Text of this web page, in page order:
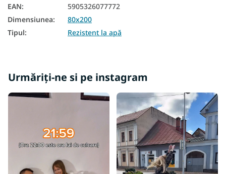
EAN:
5905326077772
Dimensiunea:
80x200
Tipul: Rezistent la apă
Urmăriți-ne si pe instagram